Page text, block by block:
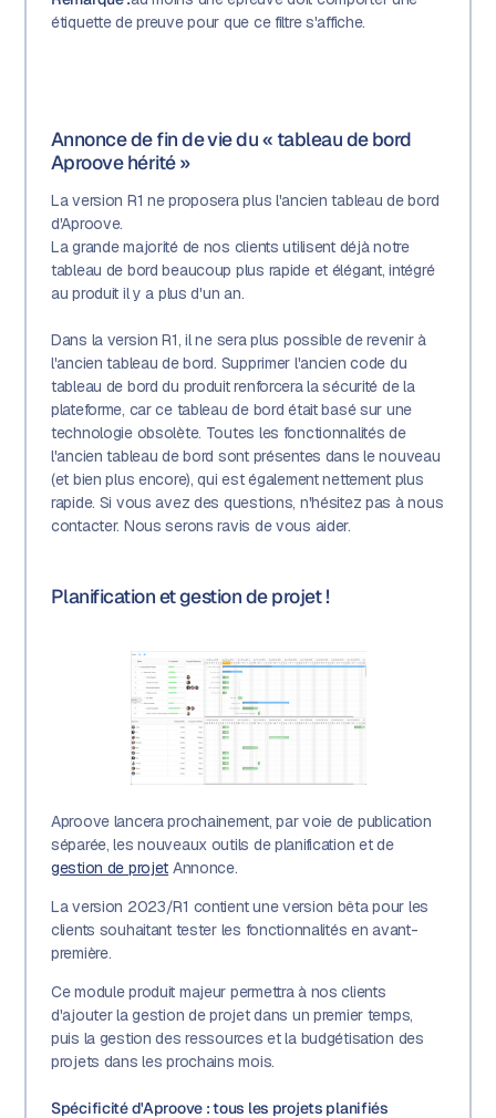
étiquette de preuve pour que ce filtre s'affiche.
Annonce de fin de vie du « tableau de bord
Aproove hérité »
La version R1 ne proposera plus l'ancien tableau de bord
d'Aproove.
La grande majorité de nos clients utilisent déjà notre
tableau de bord beaucoup plus rapide et élégant, intégré
au produit il y a plus d'un an.
Dans la version R1, il ne sera plus possible de revenir à
l'ancien tableau de bord. Supprimer l'ancien code du
tableau de bord du produit renforcera la sécurité de la
plateforme, car ce tableau de bord était basé sur une
technologie obsolète. Toutes les fonctionnalités de
l'ancien tableau de bord sont présentes dans le nouveau
(et bien plus encore), qui est également nettement plus
rapide. Si vous avez des questions, n'hésitez pas à nous
contacter. Nous serons ravis de vous aider.
Planification et gestion de projet !
Aproove lancera prochainement, par voie de publication
séparée, les nouveaux outils de planification et de
gestion de projet Annonce.
La version 2023/R1 contient une version bêta pour les
clients souhaitant tester les fonctionnalités en avant-
première.
Ce module produit majeur permettra à nos clients
d'ajouter la gestion de projet dans un premier temps,
puis la gestion des ressources et la budgétisation des
projets dans les prochains mois.
Spécificité d'Aproove : tous les projets planifiés